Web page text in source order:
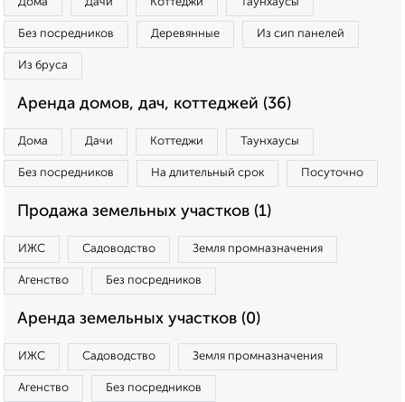
Без посредников Деревянные Из сип панелей
Из бруса
Аренда домов, дач, коттеджей (36)
Дома Дачи Коттеджи Таунхаусы
Без посредников На длительный срок Посуточно
Продажа земельных участков (1)
ИЖС Садоводство Земля промназначения
Агенство Без посредников
Аренда земельных участков (0)
ИЖС Садоводство Земля промназначения
Агенство Без посредников